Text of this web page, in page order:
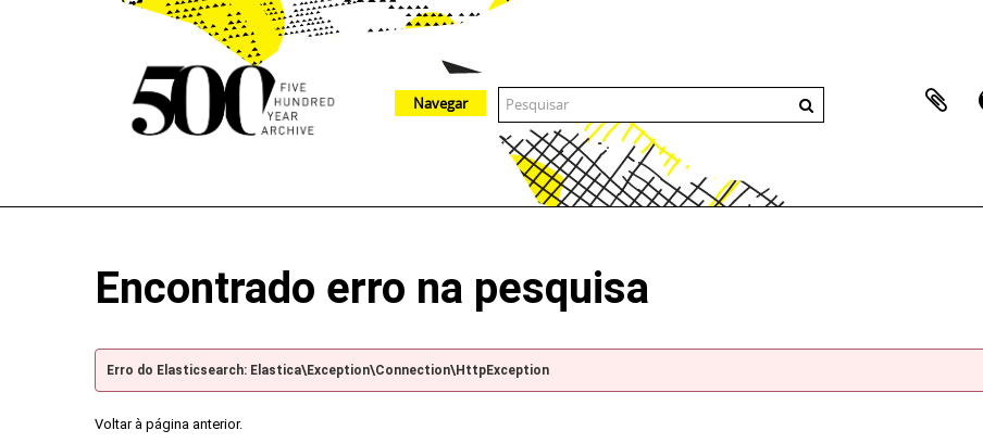
Navegar
Encontrado erro na pesquisa
Erro do Elasticsearch: Elastica\Exception\Connection\HttpException
Voltar à página anterior.